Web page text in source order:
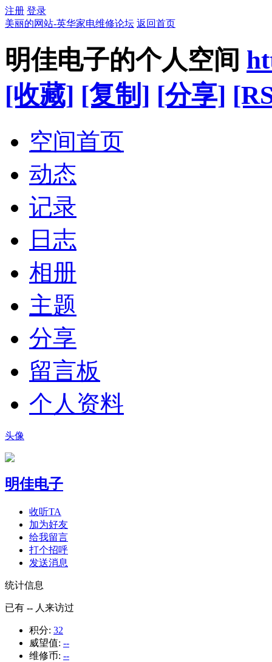
注册 登录
美丽的网站-英华家电维修论坛 返回首页
明佳电子的个人空间
[收藏] [复制] [分享]
空间首页
动态
记录
日志
相册
主题
分享
留言板
个人资料
头像
明佳电子
收听TA
加为好友
给我留言
打个招呼
发送消息
统计信息
已有 -- 人来访过
积分: 32
威望值: --
维修币: --